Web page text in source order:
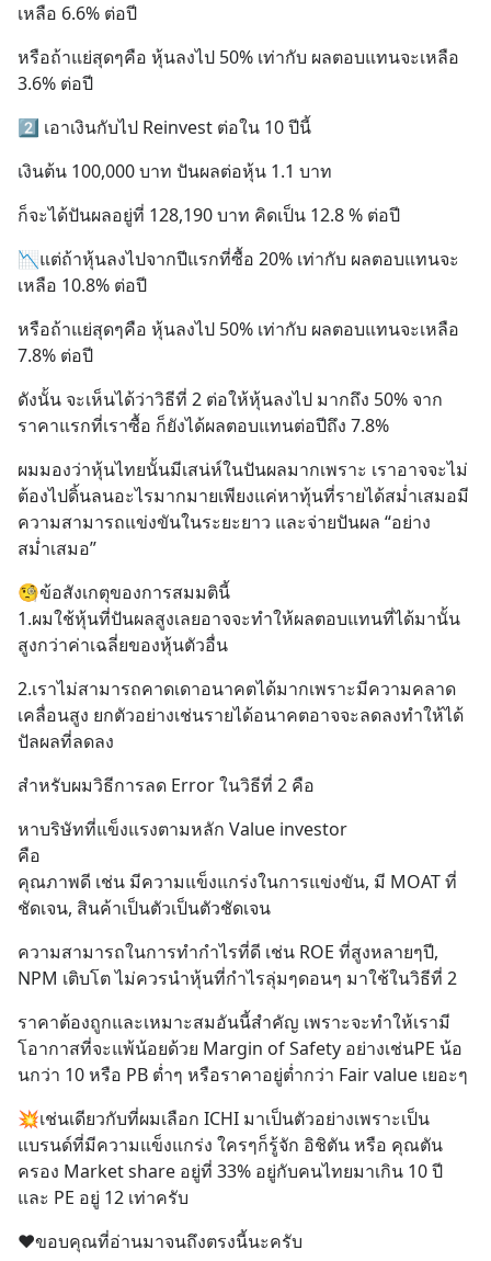
เหลือ 6.6% ต่อปี
หรือถ้าแย่สุดๆคือ หุ้นลงไป 50% เท่ากับ ผลตอบแทนจะเหลือ
3.6% ต่อปี
2️⃣ เอาเงินกับไป Reinvest ต่อใน 10 ปีนี้
เงินต้น 100,000 บาท ปันผลต่อหุ้น 1.1 บาท
ก็จะได้ปันผลอยู่ที่ 128,190 บาท คิดเป็น 12.8 % ต่อปี
📉แต่ถ้าหุ้นลงไปจากปีแรกที่ซื้อ 20% เท่ากับ ผลตอบแทนจะ
เหลือ 10.8% ต่อปี
หรือถ้าแย่สุดๆคือ หุ้นลงไป 50% เท่ากับ ผลตอบแทนจะเหลือ
7.8% ต่อปี
ดังนั้น จะเห็นได้ว่าวิธีที่ 2 ต่อให้หุ้นลงไป มากถึง 50% จาก
ราคาแรกที่เราซื้อ ก็ยังได้ผลตอบแทนต่อปีถึง 7.8%
ผมมองว่าหุ้นไทยนั้นมีเสน่ห์ในปันผลมากเพราะ เราอาจจะไม่
ต้องไปดิ้นลนอะไรมากมายเพียงแค่หาทุ้นที่รายได้สม่ำเสมอมี
ความสามารถแข่งขันในระยะยาว และจ่ายปันผล “อย่าง
สม่ำเสมอ”
🧐ข้อสังเกตุของการสมมตินี้
1.ผมใช้หุ้นที่ปันผลสูงเลยอาจจะทำให้ผลตอบแทนที่ได้มานั้น
สูงกว่าค่าเฉลี่ยของหุ้นตัวอื่น
2.เราไม่สามารถคาดเดาอนาคตได้มากเพราะมีความคลาด
เคลื่อนสูง ยกตัวอย่างเช่นรายได้อนาคตอาจจะลดลงทำให้ได้
ปัลผลที่ลดลง
สำหรับผมวิธีการลด Error ในวิธีที่ 2 คือ
หาบริษัทที่แข็งแรงตามหลัก Value investor
คือ
คุณภาพดี เช่น มีความแข็งแกร่งในการแข่งขัน, มี MOAT ที่
ชัดเจน, สินค้าเป็นตัวเป็นตัวชัดเจน
ความสามารถในการทำกำไรที่ดี เช่น ROE ที่สูงหลายๆปี,
NPM เติบโต ไม่ควรนำหุ้นที่กำไรลุ่มๆดอนๆ มาใช้ในวิธีที่ 2
ราคาต้องถูกและเหมาะสมอันนี้สำคัญ เพราะจะทำให้เรามี
โอากาสที่จะแพ้น้อยด้วย Margin of Safety อย่างเช่นPE น้อ
นกว่า 10 หรือ PB ต่ำๆ หรือราคาอยู่ต่ำกว่า Fair value เยอะๆ
💥เช่นเดียวกับที่ผมเลือก ICHI มาเป็นตัวอย่างเพราะเป็น
แบรนด์ที่มีความแข็งแกร่ง ใครๆก็รู้จัก อิชิตัน หรือ คุณตัน
ครอง Market share อยู่ที่ 33% อยู่กับคนไทยมาเกิน 10 ปี
และ PE อยู่ 12 เท่าครับ
❤️ขอบคุณที่อ่านมาจนถึงตรงนี้นะครับ